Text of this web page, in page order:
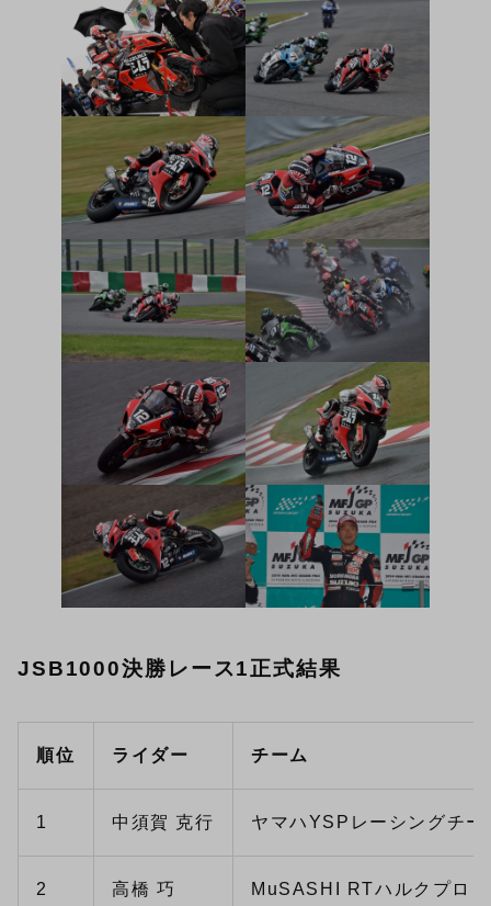
JSB1000決勝レース1正式結果
順位 ライダー チーム
1 中須賀 克行 ヤマハYSPレーシングチー
2 高橋 巧 MuSASHI RTハルクプロ